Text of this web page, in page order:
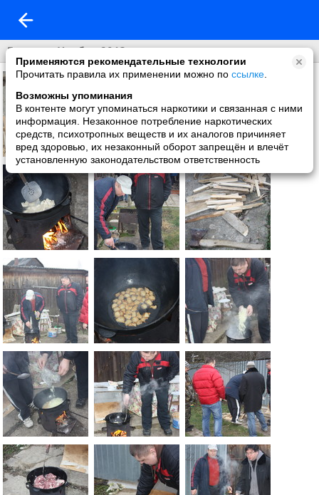
Применяются рекомендательные технологии
Прочитать правила их применении можно по ссылке
Возможны упоминания
В контенте могут упоминаться наркотики и связанная с ними
информация. Незаконное потребление наркотических
средств, психотропных веществ и их аналогов причиняет
вред здоровью, их незаконный оборот запрещён и влечёт
установленную законодательством ответственность
Деревня.Ноябрь 2013.